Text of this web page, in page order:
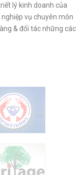
lý kinh doanh của
vụ chuyên môn
& đối tác những các